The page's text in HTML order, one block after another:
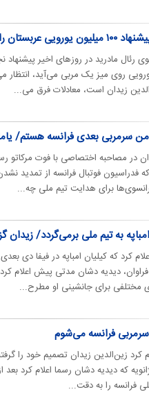
را رد کرد/ اینزاگی به الهلال می‌رود؟
روی میز یک مربی می‌آید، انتظار
زیدان است، معادلات فرق می‌...
سرمربی بعدی فرانسه هستم/
در مصاحبه اختصاصی با فوت
برای هدایت تیم ملی چه...
به تیم ملی برمی‌گردد/
کرد که کیلیان امباپه در فیفا
مختلفی برای جانشینی او مطرح...
فرانسه می‌شوم
کرد زین‌الدین زیدان تصمیم خود را
فرانسه را به دقت...